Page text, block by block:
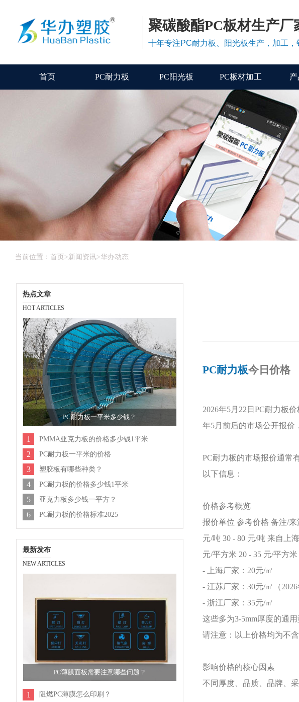
聚碳酸酯PC板材生产厂
十年专注PC耐力板、阳光板生产，加工，
首页 PC耐力板 PC阳光板 PC板材加工
当前位置： 首页 >新闻资讯>华办动态
PC耐力板今日价格
2026年5月22日PC耐力板
年5月前后的市场公开报价
PC耐力板的市场报价通常
以下信息：
价格参考概览
报价单位 参考价格 备注/来
元/吨 30 - 80 元/吨 来自上
元/平方米 20 - 35 元/平方米
- 上海厂家：20元/㎡
- 江苏厂家：30元/㎡（2026
- 浙江厂家：35元/㎡
这些多为3-5mm厚度的通用
请注意：以上价格均为不
影响价格的核心因素
不同厚度、品质、品牌、
热点文章
HOT ARTICLES
PC耐力板一平米多少钱？
1 PMMA亚克力板的价格多少钱1平米
2 PC耐力板一平米的价格
3 塑胶板有哪些种类？
4 PC耐力板的价格多少钱1平米
5 亚克力板多少钱一平方？
6 PC耐力板的价格标准2025
最新发布
NEW ARTICLES
PC薄膜面板需要注意哪些问题？
1 阻燃PC薄膜怎么印刷？